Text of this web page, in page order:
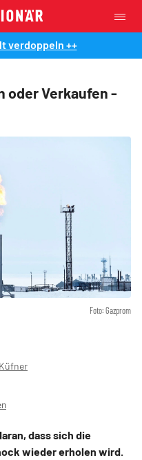
verdoppeln ++
oder Verkaufen -
Foto: Gazprom
dass sich die
wieder erholen wird.